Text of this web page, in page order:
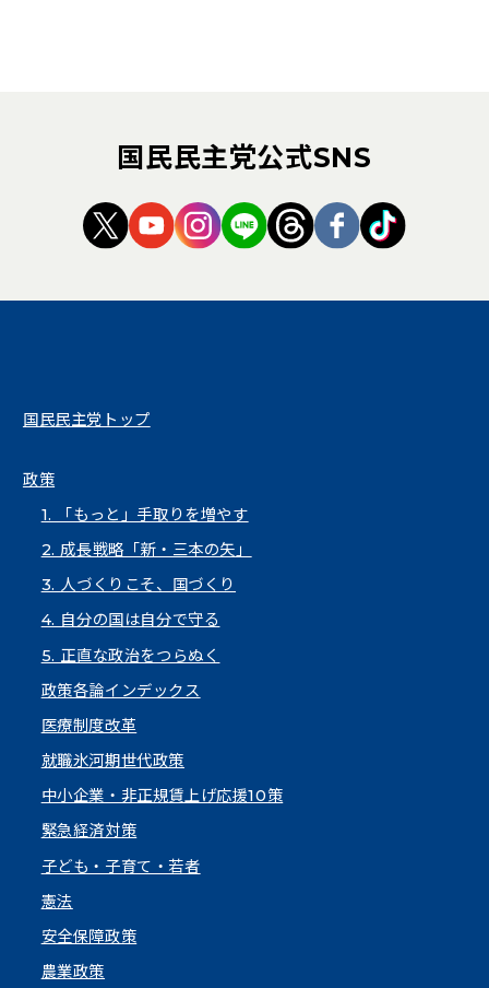
国民民主党公式SNS
（新しいタブで開く）
（新しいタブで開く）
（新しいタブで開く）
（新しいタブで開く）
（新しいタブで開
（新しいタブ
（新しい
国民民主党トップ
政策
1. 「もっと」手取りを増やす
2. 成長戦略「新・三本の矢」
3. 人づくりこそ、国づくり
4. 自分の国は自分で守る
5. 正直な政治をつらぬく
政策各論インデックス
医療制度改革
就職氷河期世代政策
中小企業・非正規賃上げ応援10策
緊急経済対策
子ども・子育て・若者
憲法
安全保障政策
農業政策